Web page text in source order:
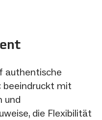
authentische
beeindruckt mit
und
die Flexibilität